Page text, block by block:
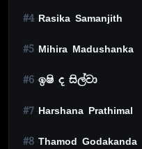
#4 Rasika Samanjith
#5 Mihira Madushanka
#6 ඉෂි ද සිල්වා
#7 Harshana Prathimal
#8 Thamod Godakanda